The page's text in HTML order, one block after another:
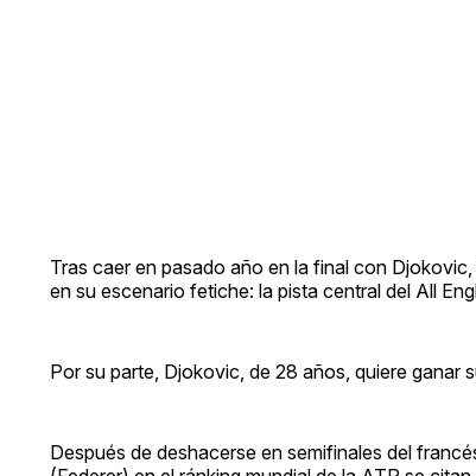
Tras caer en pasado año en la final con
en su escenario fetiche: la pista central del All
Por su parte, Djokovic, de 28 años, quiere ganar
Después de deshacerse en semifinales del